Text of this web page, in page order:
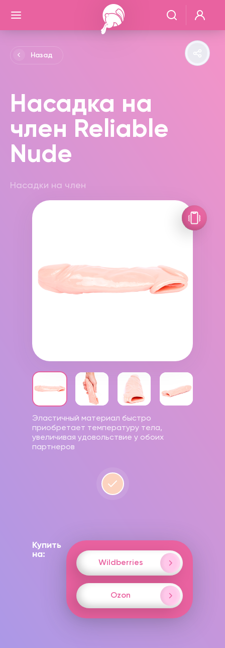
Назад
Насадка на
член Reliable
Nude
Насадки на член
Эластичный материал быстро
приобретает температуру тела,
увеличивая удовольствие у обоих
партнеров
Купить
на:
Wildberries
Ozon